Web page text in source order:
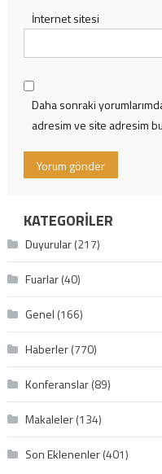
İnternet sitesi
Daha sonraki
adresim ve site adresim
KATEGORILER
Duyurular(217)
Fuarlar(40)
Genel (166)
Haberler(770)
Konferanslar(89)
Makaleler(134)
Son Eklenenler(401)